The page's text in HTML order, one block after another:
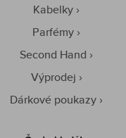
Kabelky
Parfémy
Second Hand
Výprodej
Dárkové poukazy